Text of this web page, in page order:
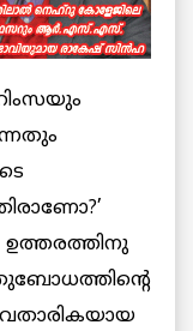
ഉത്തരത്തിനു